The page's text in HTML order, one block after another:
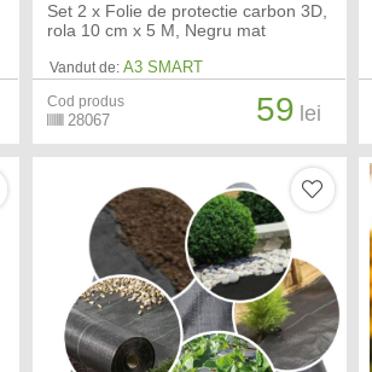
Set 2 x Folie de protectie carbon 3D,
rola 10 cm x 5 M, Negru mat
Vandut de: A3 SMART
Cod produs
28067 59 lei